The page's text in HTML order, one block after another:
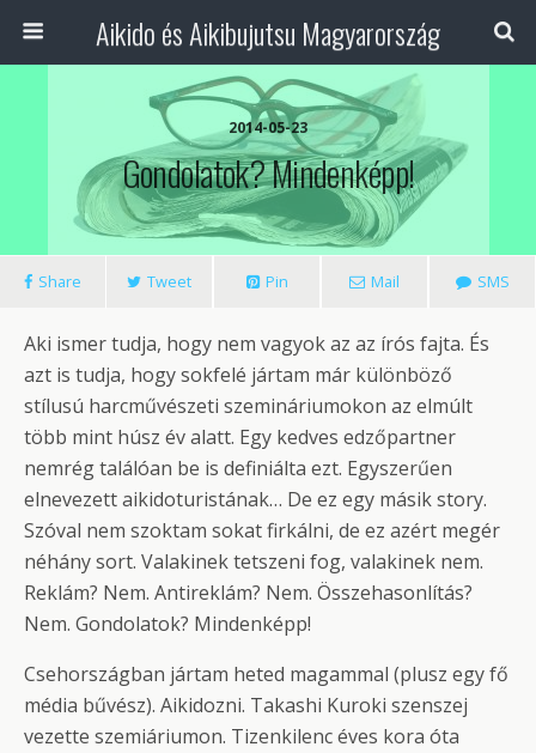
Aikido és Aikibujutsu Magyarország
2014-05-23
Gondolatok? Mindenképp!
Share Tweet Pin Mail SMS
Aki ismer tudja, hogy nem vagyok az az írós fajta. És
azt is tudja, hogy sokfelé jártam már különböző
stílusú harcművészeti szemináriumokon az elmúlt
több mint húsz év alatt. Egy kedves edzőpartner
nemrég találóan be is definiálta ezt. Egyszerűen
elnevezett aikidoturistának… De ez egy másik story.
Szóval nem szoktam sokat firkálni, de ez azért megér
néhány sort. Valakinek tetszeni fog, valakinek nem.
Reklám? Nem. Antireklám? Nem. Összehasonlítás?
Nem. Gondolatok? Mindenképp!
Csehországban jártam heted magammal (plusz egy fő
média bűvész). Aikidozni. Takashi Kuroki szenszej
vezette szemiáriumon. Tizenkilenc éves kora óta